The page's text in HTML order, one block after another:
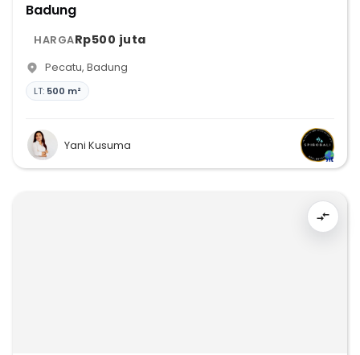
Badung
HARGARp500 juta
Pecatu, Badung
LT: 500 m²
Yani Kusuma